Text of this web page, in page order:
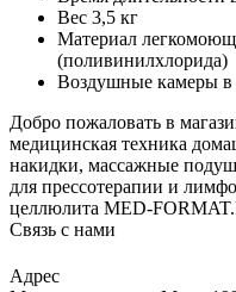
Вес 3,5 кг
Материал
(поливинилхлорида)
Воздушные камеры
Добро пожаловать в
медицинская техника
накидки, массажные
для прессотерапии и
целлюлита MED-
Связь с нами
Адрес